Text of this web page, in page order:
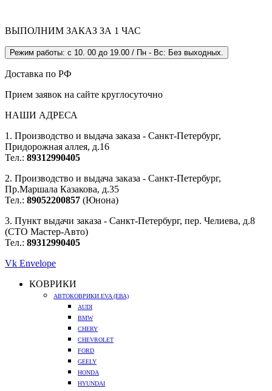
ВЫПОЛНИМ ЗАКАЗ ЗА 1 ЧАС
Режим работы: с 10. 00 до 19.00 / Пн - Вс: Без выходных.
Доставка по РФ
Прием заявок на сайте круглосуточно
НАШИ АДРЕСА
1. Производство и выдача заказа - Санкт-Петербург,
Придорожная аллея, д.16
Тел.: 89312990405
2. Производство и выдача заказа - Санкт-Петербург,
Пр.Маршала Казакова, д.35
Тел.: 89052200857 (Юнона)
3. Пункт выдачи заказа - Санкт-Петербург, пер. Челиева, д.8
(СТО Мастер-Авто)
Тел.: 89312990405
Vk Envelope
КОВРИКИ
АВТОКОВРИКИ EVA (ЕВА)
AUDI
BMW
CHERY
CHEVROLET
FORD
GEELY
HONDA
HYUNDAI